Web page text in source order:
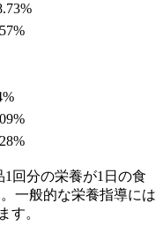
回分の栄養が1日の食
一般的な栄養指導には
す。